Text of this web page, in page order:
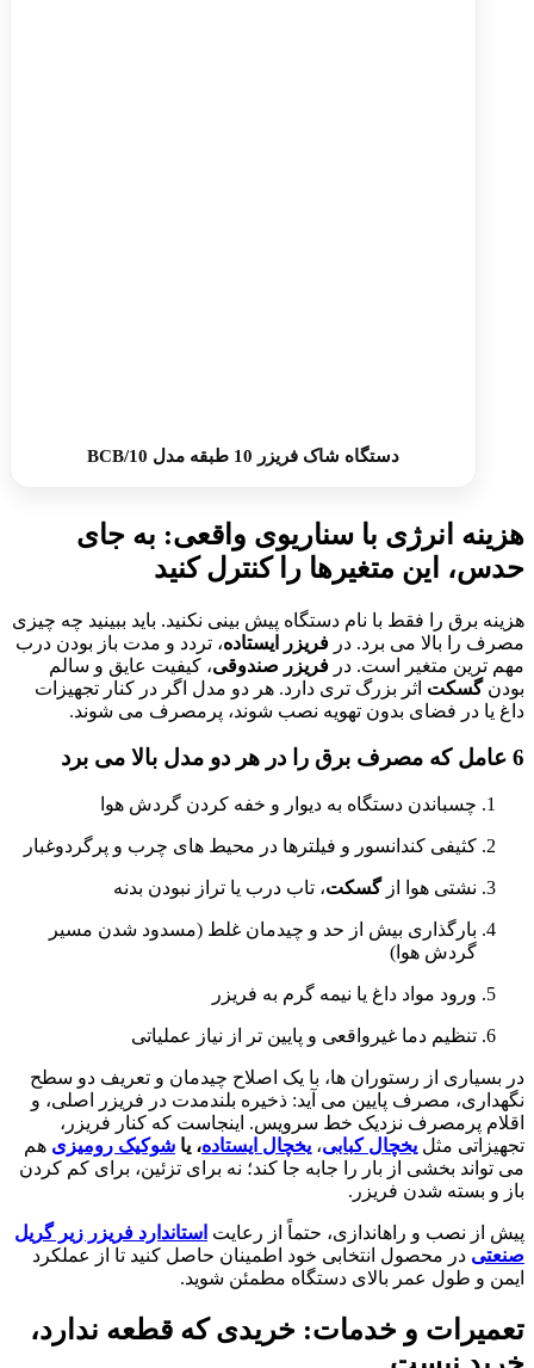
دستگاه شاک فریزر 10 طبقه مدل BCB/10
هزینه انرژی با سناریوی واقعی: به جای
حدس، این متغیرها را کنترل کنید
هزینه برق را فقط با نام دستگاه پیش بینی نکنید. باید ببینید چه چیزی
مصرف را بالا می برد. در فریزر ایستاده، تردد و مدت باز بودن درب
مهم ترین متغیر است. در فریزر صندوقی، کیفیت عایق و سالم
بودنگسکت اثر بزرگ تری دارد. هر دو مدل اگر در کنار تجهیزات
داغ یا در فضای بدون تهویه نصب شوند، پرمصرف می شوند.
6 عامل که مصرف برق را در هر دو مدل بالا می برد
چسباندن دستگاه به دیوار و خفه کردن گردش هوا
کثیفی کندانسور و فیلترها در محیط های چرب و پرگردوغبار
نشتی هوا ازگسکت، تاب درب یا تراز نبودن بدنه
بارگذاری بیش از حد و چیدمان غلط (مسدود شدن مسیر
گردش هوا)
ورود مواد داغ یا نیمه گرم به فریزر
تنظیم دما غیرواقعی و پایین تر از نیاز عملیاتی
در بسیاری از رستوران ها، با یک اصلاح چیدمان و تعریف دو سطح
نگهداری، مصرف پایین می آید: ذخیره بلندمدت در فریزر اصلی، و
اقلام پرمصرف نزدیک خط سرویس. اینجاست که کنار فریزر،
تجهیزاتی مثل یخچال کبابی، یخچال ایستاده، یا شوکیک رومیزی هم
می تواند بخشی از بار را جابه جا کند؛ نه برای تزئین، برای کم کردن
باز و بسته شدن فریزر.
پیش از نصب و راهاندازی، حتماً از رعایت استاندارد فریزر زیر گریل
صنعتی در محصول انتخابی خود اطمینان حاصل کنید تا از عملکرد
ایمن و طول عمر بالای دستگاه مطمئن شوید.
تعمیرات و خدمات: خریدی که قطعه ندارد،